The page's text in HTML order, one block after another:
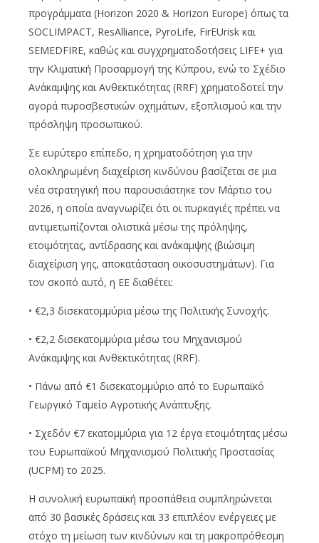
προγράμματα (Horizon 2020 & Horizon Europe) όπως τα
SOCLIMPACT, ResAlliance, PyroLife, FirEUrisk και
SEMEDFIRE, καθώς και συγχρηματοδοτήσεις LIFE+ για
την Κλιματική Προσαρμογή της Κύπρου, ενώ το Σχέδιο
Ανάκαμψης και Ανθεκτικότητας (RRF) χρηματοδοτεί την
αγορά πυροσβεστικών οχημάτων, εξοπλισμού και την
πρόσληψη προσωπικού.
Σε ευρύτερο επίπεδο, η χρηματοδότηση για την
ολοκληρωμένη διαχείριση κινδύνου βασίζεται σε μια
νέα στρατηγική που παρουσιάστηκε τον Μάρτιο του
2026, η οποία αναγνωρίζει ότι οι πυρκαγιές πρέπει να
αντιμετωπίζονται ολιστικά μέσω της πρόληψης,
ετοιμότητας, αντίδρασης και ανάκαμψης (βιώσιμη
διαχείριση γης, αποκατάσταση οικοσυστημάτων). Για
τον σκοπό αυτό, η ΕΕ διαθέτει:
• €2,3 δισεκατομμύρια μέσω της Πολιτικής Συνοχής.
• €2,2 δισεκατομμύρια μέσω του Μηχανισμού
Ανάκαμψης και Ανθεκτικότητας (RRF).
• Πάνω από €1 δισεκατομμύριο από το Ευρωπαϊκό
Γεωργικό Ταμείο Αγροτικής Ανάπτυξης.
• Σχεδόν €7 εκατομμύρια για 12 έργα ετοιμότητας μέσω
του Ευρωπαϊκού Μηχανισμού Πολιτικής Προστασίας
(UCPM) το 2025.
Η συνολική ευρωπαϊκή προσπάθεια συμπληρώνεται
από 30 βασικές δράσεις και 33 επιπλέον ενέργειες με
στόχο τη μείωση των κινδύνων και τη μακροπρόθεσμη